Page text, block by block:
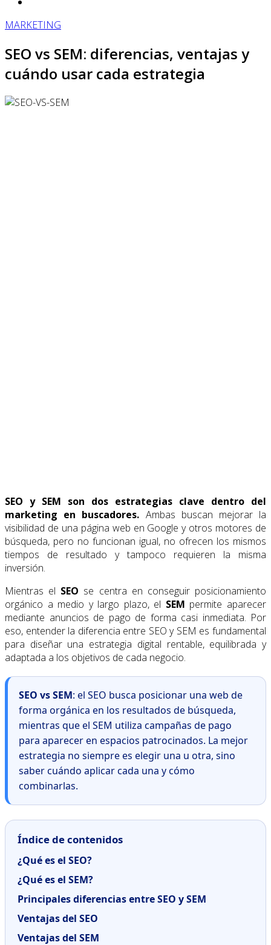
MARKETING
SEO vs SEM: diferencias, ventajas y
cuándo usar cada estrategia
SEO y SEM son dos estrategias clave dentro del
marketing en buscadores. Ambas buscan mejorar la
visibilidad de una página web en Google y otros motores de
búsqueda, pero no funcionan igual, no ofrecen los mismos
tiempos de resultado y tampoco requieren la misma
inversión.
Mientras el SEO se centra en conseguir posicionamiento
orgánico a medio y largo plazo, el SEM permite aparecer
mediante anuncios de pago de forma casi inmediata. Por
eso, entender la diferencia entre SEO y SEM es fundamental
para diseñar una estrategia digital rentable, equilibrada y
adaptada a los objetivos de cada negocio.
SEO vs SEM: el SEO busca posicionar una web de
forma orgánica en los resultados de búsqueda,
mientras que el SEM utiliza campañas de pago
para aparecer en espacios patrocinados. La mejor
estrategia no siempre es elegir una u otra, sino
saber cuándo aplicar cada una y cómo
combinarlas.
Índice de contenidos
¿Qué es el SEO?
¿Qué es el SEM?
Principales diferencias entre SEO y SEM
Ventajas del SEO
Ventajas del SEM